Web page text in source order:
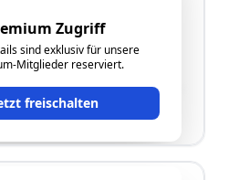
Zugriff
sind exklusiv für unsere
Mitglieder reserviert.
freischalten
Entwicklungspotential
Langgutachten!"